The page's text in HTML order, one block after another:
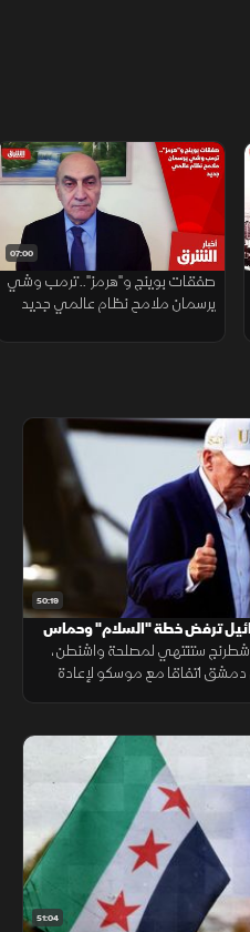
07:00
صفقات بوينج و"هرمز".. ترمب وشي
يرسمان ملامح نظام عالمي جديد
50:19
ترفض خطة "السلام" وحماس
شطرنج ستنتهي لمصلحة واشنطن،
دمشق اتفاقا مع موسكو لإعادة
51:04